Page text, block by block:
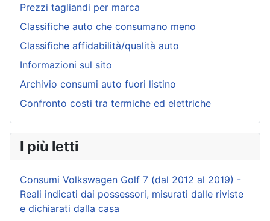
Prezzi tagliandi per marca
Classifiche auto che consumano meno
Classifiche affidabilità/qualità auto
Informazioni sul sito
Archivio consumi auto fuori listino
Confronto costi tra termiche ed elettriche
I più letti
Consumi Volkswagen Golf 7 (dal 2012 al 2019) -
Reali indicati dai possessori, misurati dalle riviste
e dichiarati dalla casa